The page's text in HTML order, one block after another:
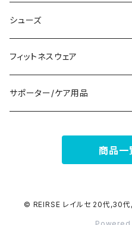
パンツドレス
ナイトドレス
その他
コサージュ
リング
その他
タンクトップ/キャミソール
半袖/5分
7分/長袖
ペチコート/ペチパンツ
その他
クラッチバッグ
トートバッグ
ショルダーバッグ
カジュアルバッグ
バックパック
マフラー/スカーフ/ストール
財布
アクセサリーケース
シューズ
スニーカー
ブーツ
その他
フィットネスウェア
セット販売
タイツ
サポーター/ケア用品
商品一
© REIRSE レイルセ 20代,30代